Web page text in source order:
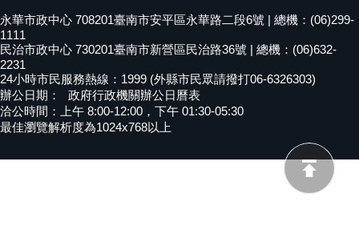
泉
桐
花
祭
網
永華市政中心 708201臺南市安平區永華路二段6號 | 總機：(06)299-
1111
民治市政中心 730201臺南市新營區民治路36號 | 總機：(06)632-
2231
24小時市民服務熱線：1999 (外縣市民眾請撥打06-6326303)
辦公日期：
政府行政機關辦公日曆表
洽公時間：上午 8:00-12:00，下午 01:30-05:30
最佳瀏覽解析度為1024x768以上